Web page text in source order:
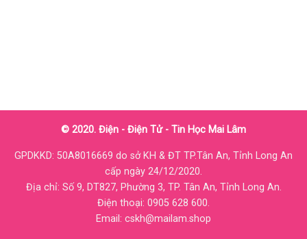
© 2020. Điện - Điện Tử - Tin Học Mai Lâm
GPDKKD: 50A8016669 do sở KH & ĐT TP.Tân An, Tỉnh Long An
cấp ngày 24/12/2020.
Địa chỉ: Số 9, DT827, Phường 3, TP. Tân An, Tỉnh Long An.
Điện thoại: 0905 628 600.
Email: cskh@mailam.shop